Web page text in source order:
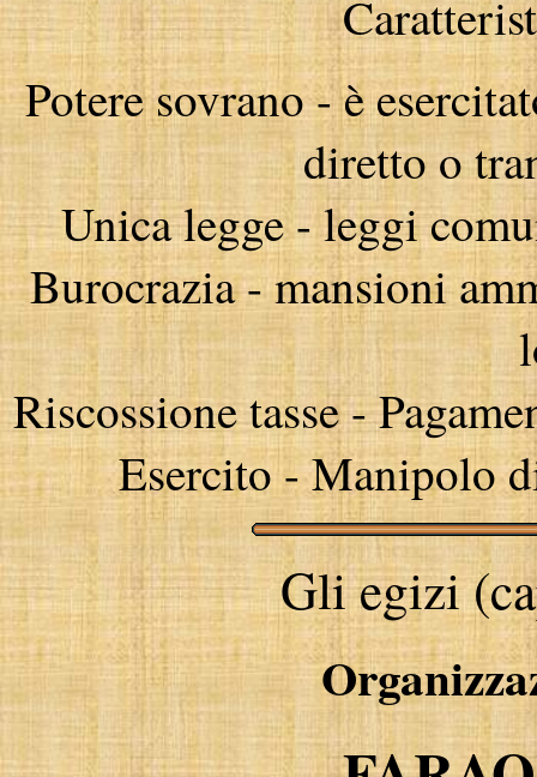
Potere sovrano - è
diretto o
Unica legge - leggi
Burocrazia - mansioni
Riscossione tasse -
Esercito - Manipolo
Gli egizi